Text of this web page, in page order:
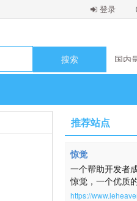
登录国内
国内
国内
推荐站点
惊觉
一个帮助开发者
惊觉，一个优质
区，在这里，用
https://